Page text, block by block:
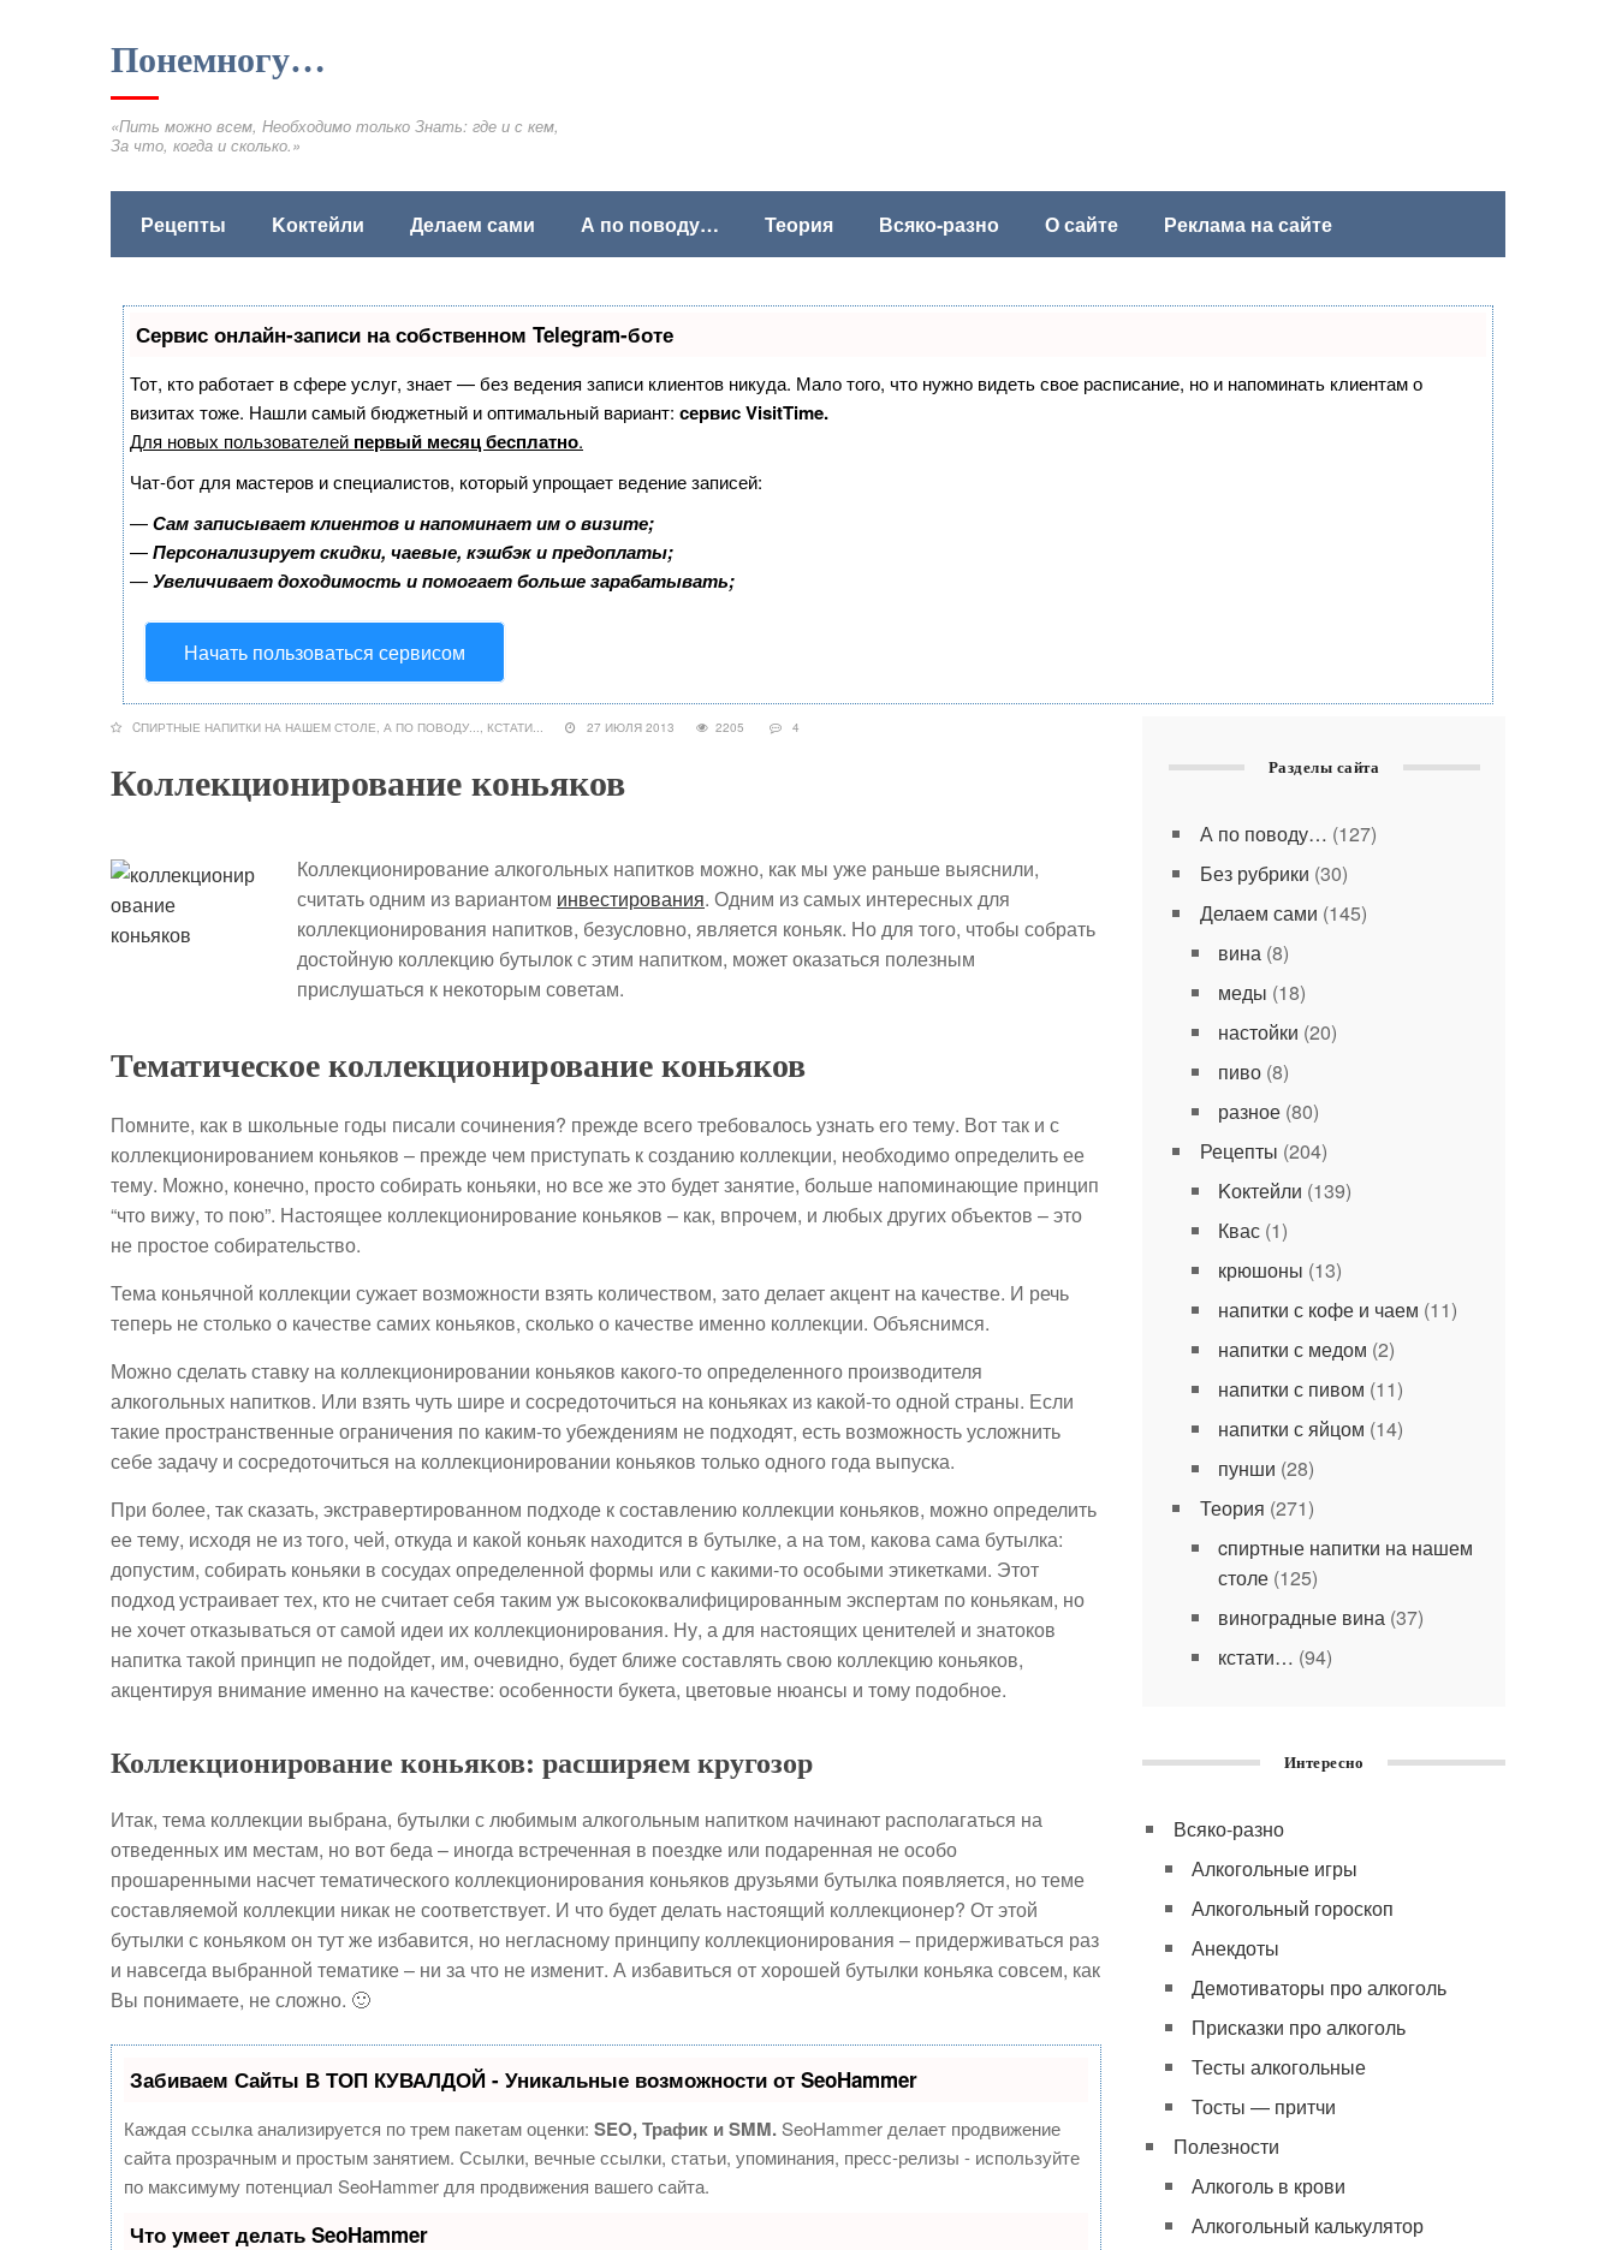
Понемногу…
«Пить можно всем, Необходимо только Знать: где и с кем,
За что, когда и сколько.»
Рецепты Kоктейли Делаем сами А по поводу… Теория Всяко-разно О сайте Реклама на сайте
Сервис онлайн-записи на собственном Telegram-боте
Тот, кто работает в сфере услуг, знает — без ведения записи клиентов никуда. Мало того, что нужно видеть свое расписание, но и напоминать клиентам о
визитах тоже. Нашли самый бюджетный и оптимальный вариант: сервис VisitTime.
Для новых пользователей первый месяц бесплатно.
Чат-бот для мастеров и специалистов, который упрощает ведение записей:
—Сам записывает клиентов и напоминает им о визите;
—Персонализирует скидки, чаевые, кэшбэк и предоплаты;
—Увеличивает доходимость и помогает больше зарабатывать;
Начать пользоваться сервисом
CПИРТНЫЕ НАПИТКИ НА НАШЕМ СТОЛЕ, А ПО ПОВОДУ..., КСТАТИ... 27 ИЮЛЯ 2013 2205 4
Коллекционирование коньяков
Коллекционирование алкогольных напитков можно, как мы уже раньше выяснили,
считать одним из вариантом инвестирования. Одним из самых интересных для
коллекционирования напитков, безусловно, является коньяк. Но для того, чтобы собрать
достойную коллекцию бутылок с этим напитком, может оказаться полезным
прислушаться к некоторым советам.
Тематическое коллекционирование коньяков
Помните, как в школьные годы писали сочинения? прежде всего требовалось узнать его тему. Вот так и с
коллекционированием коньяков – прежде чем приступать к созданию коллекции, необходимо определить ее
тему. Можно, конечно, просто собирать коньяки, но все же это будет занятие, больше напоминающие принцип
“что вижу, то пою”. Настоящее коллекционирование коньяков – как, впрочем, и любых других объектов – это
не простое собирательство.
Тема коньячной коллекции сужает возможности взять количеством, зато делает акцент на качестве. И речь
теперь не столько о качестве самих коньяков, сколько о качестве именно коллекции. Объяснимся.
Можно сделать ставку на коллекционировании коньяков какого-то определенного производителя
алкогольных напитков. Или взять чуть шире и сосредоточиться на коньяках из какой-то одной страны. Если
такие пространственные ограничения по каким-то убеждениям не подходят, есть возможность усложнить
себе задачу и сосредоточиться на коллекционировании коньяков только одного года выпуска.
При более, так сказать, экстравертированном подходе к составлению коллекции коньяков, можно определить
ее тему, исходя не из того, чей, откуда и какой коньяк находится в бутылке, а на том, какова сама бутылка:
допустим, собирать коньяки в сосудах определенной формы или с какими-то особыми этикетками. Этот
подход устраивает тех, кто не считает себя таким уж высококвалифицированным экспертам по коньякам, но
не хочет отказываться от самой идеи их коллекционирования. Ну, а для настоящих ценителей и знатоков
напитка такой принцип не подойдет, им, очевидно, будет ближе составлять свою коллекцию коньяков,
акцентируя внимание именно на качестве: особенности букета, цветовые нюансы и тому подобное.
Коллекционирование коньяков: расширяем кругозор
Итак, тема коллекции выбрана, бутылки с любимым алкогольным напитком начинают располагаться на
отведенных им местам, но вот беда – иногда встреченная в поездке или подаренная не особо
прошаренными насчет тематического коллекционирования коньяков друзьями бутылка появляется, но теме
составляемой коллекции никак не соответствует. И что будет делать настоящий коллекционер? От этой
бутылки с коньяком он тут же избавится, но негласному принципу коллекционирования – придерживаться раз
и навсегда выбранной тематике – ни за что не изменит. А избавиться от хорошей бутылки коньяка совсем, как
Вы понимаете, не сложно. 🙂
Забиваем Сайты В ТОП КУВАЛДОЙ - Уникальные возможности от SeoHammer
Каждая ссылка анализируется по трем пакетам оценки: SEO, Трафик и SMM.SeoHammer делает продвижение
сайта прозрачным и простым занятием. Ссылки, вечные ссылки, статьи, упоминания, пресс-релизы - используйте
по максимуму потенциал SeoHammer для продвижения вашего сайта.
Что умеет делать SeoHammer
Разделы сайта
А по поводу… (127)
Без рубрики (30)
Делаем сами (145)
вина(8)
меды (18)
настойки (20)
пиво(8)
разное(80)
Рецепты (204)
Kоктейли (139)
Квас(1)
крюшоны (13)
напитки с кофе и чаем (11)
напитки с медом (2)
напитки с пивом (11)
напитки с яйцом (14)
пунши (28)
Теория (271)
cпиртные напитки на нашем
столе(125)
виноградные вина(37)
кстати… (94)
Интересно
Всяко-разно
Алкогольные игры
Алкогольный гороскоп
Анекдоты
Демотиваторы про алкоголь
Присказки про алкоголь
Тесты алкогольные
Тосты — притчи
Полезности
Алкоголь в крови
Алкогольный калькулятор